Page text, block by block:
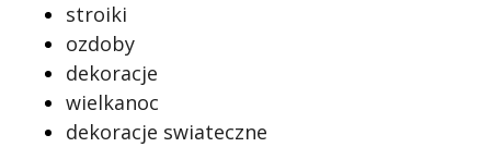
stroiki
ozdoby
dekoracje
wielkanoc
dekoracje swiateczne